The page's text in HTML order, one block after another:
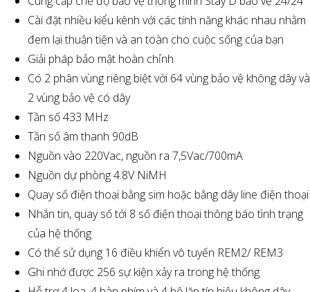
Cài đặt nhiều kiểu kênh với các tính năng khác nhau nhằm
đem lại thuận tiện và an toàn cho cuộc sống của bạn
Giải pháp bảo mật hoàn chỉnh
Có 2 phân vùng riêng biệt với 64 vùng bảo vệ không dây và
2 vùng bảo vệ có dây
Tần số 433 MHz
Tần số âm thanh 90dB
Nguồn vào 220Vac, nguồn ra 7,5Vac/700mA
Nguồn dự phòng 4.8V NiMH
Quay số điện thoại bằng sim hoặc bằng dây line điện thoại
Nhắn tin, quay số tới 8 số điện thoại thông báo tình trạng
của hệ thống
Có thể sử dụng 16 điều khiển vô tuyến REM2/ REM3
Ghi nhớ được 256 sự kiện xảy ra trong hệ thống